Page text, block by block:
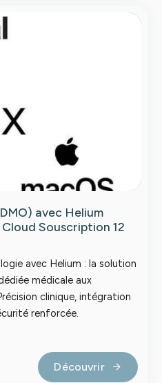
avec Helium
Souscription 12
avec Helium : la solution
médicale aux
clinique, intégration
renforcée.
Découvrir